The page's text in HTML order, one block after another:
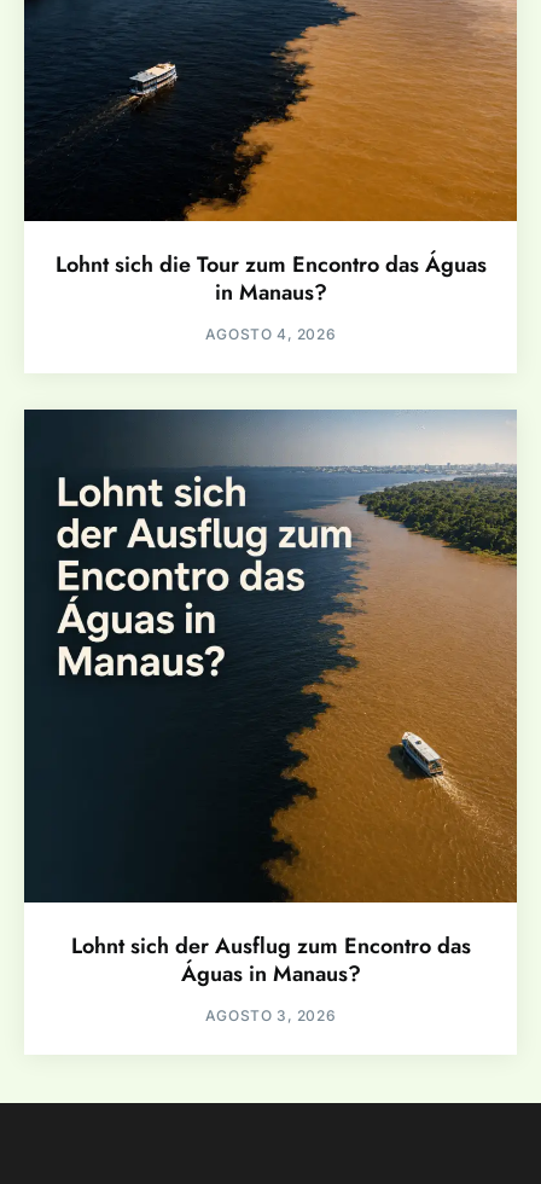
Lohnt sich die Tour zum Encontro das Águas
in Manaus?
AGOSTO 4, 2026
Lohnt sich der Ausflug zum Encontro das
Águas in Manaus?
AGOSTO 3, 2026